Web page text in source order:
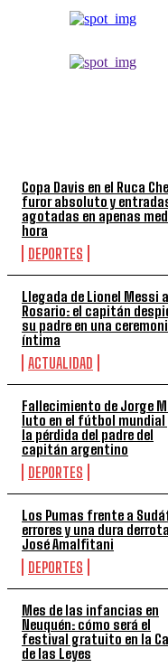
Copa Davis en el Ruca
furor absoluto y
agotadas en apenas
hora
DEPORTES
Llegada de Lionel Messi a
Rosario: el capitán
su padre en una
íntima
ACTUALIDAD
Fallecimiento de Jorge
luto en el fútbol mundial
la pérdida del padre del
capitán argentino
DEPORTES
Los Pumas frente a
errores y una dura
José Amalfitani
DEPORTES
Mes de las infancias en
Neuquén: cómo será el
festival gratuito en la
de las Leyes